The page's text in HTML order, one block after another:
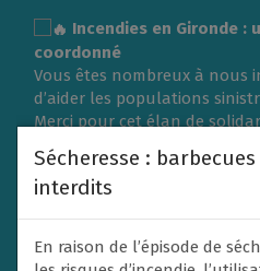
Incendies en Gironde
coordonné
Vous êtes nombreux à nous
d’aider les populations
Merci pour cet élan de
matériel nécessite une
répondre aux besoins
des Maires de France (AMF)
privilégiant un soutien
Sécheresse :
interdits
En raison de l’épisode de